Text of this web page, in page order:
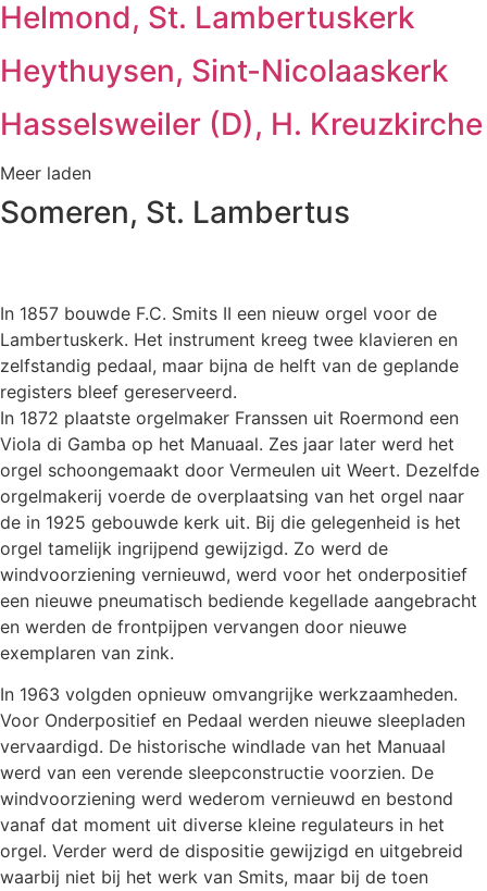
Helmond, St. Lambertuskerk
Heythuysen, Sint-Nicolaaskerk
Hasselsweiler (D), H. Kreuzkirche
Meer laden
Someren, St. Lambertus
In 1857 bouwde F.C. Smits II een nieuw orgel voor de
Lambertuskerk. Het instrument kreeg twee klavieren en
zelfstandig pedaal, maar bijna de helft van de geplande
registers bleef gereserveerd.
In 1872 plaatste orgelmaker Franssen uit Roermond een
Viola di Gamba op het Manuaal. Zes jaar later werd het
orgel schoongemaakt door Vermeulen uit Weert. Dezelfde
orgelmakerij voerde de overplaatsing van het orgel naar
de in 1925 gebouwde kerk uit. Bij die gelegenheid is het
orgel tamelijk ingrijpend gewijzigd. Zo werd de
windvoorziening vernieuwd, werd voor het onderpositief
een nieuwe pneumatisch bediende kegellade aangebracht
en werden de frontpijpen vervangen door nieuwe
exemplaren van zink.
In 1963 volgden opnieuw omvangrijke werkzaamheden.
Voor Onderpositief en Pedaal werden nieuwe sleepladen
vervaardigd. De historische windlade van het Manuaal
werd van een verende sleepconstructie voorzien. De
windvoorziening werd wederom vernieuwd en bestond
vanaf dat moment uit diverse kleine regulateurs in het
orgel. Verder werd de dispositie gewijzigd en uitgebreid
waarbij niet bij het werk van Smits, maar bij de toen